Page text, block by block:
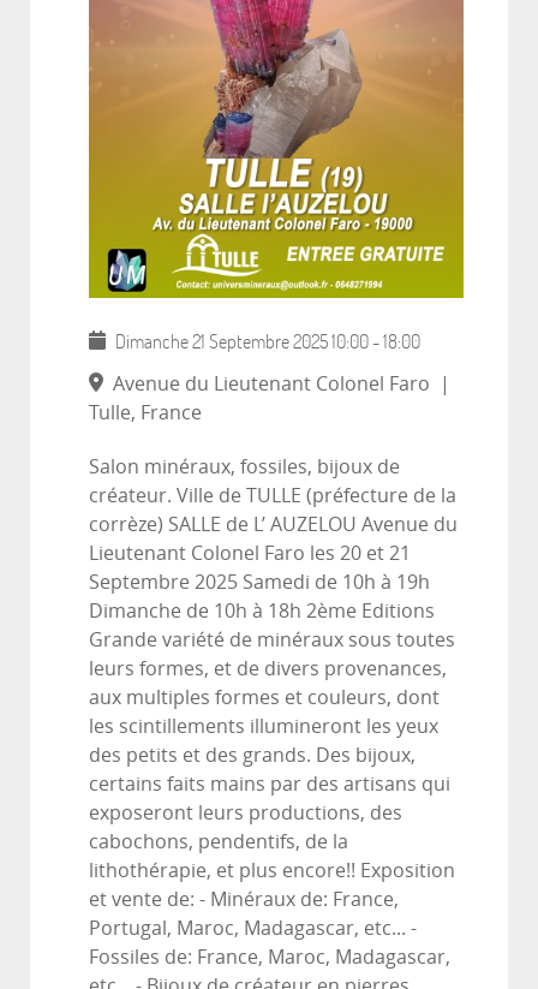
Dimanche 21 Septembre 202510:00 -18:00
Avenue du Lieutenant Colonel Faro
|
Tulle, France
Salon minéraux, fossiles, bijoux de
créateur. Ville de TULLE (préfecture de la
corrèze) SALLE de L’ AUZELOU Avenue du
Lieutenant Colonel Faro les 20 et 21
Septembre 2025 Samedi de 10h à 19h
Dimanche de 10h à 18h 2ème Editions
Grande variété de minéraux sous toutes
leurs formes, et de divers provenances,
aux multiples formes et couleurs, dont
les scintillements illumineront les yeux
des petits et des grands. Des bijoux,
certains faits mains par des artisans qui
exposeront leurs productions, des
cabochons, pendentifs, de la
lithothérapie, et plus encore!! Exposition
et vente de: - Minéraux de: France,
Portugal, Maroc, Madagascar, etc... -
Fossiles de: France, Maroc, Madagascar,